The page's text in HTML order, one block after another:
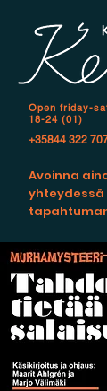
Open friday-
18-24 (01)
+35844 322
Avoinna
yhteydessä